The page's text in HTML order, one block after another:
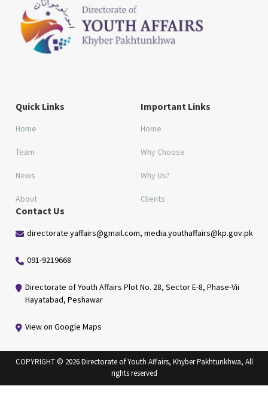
Quick Links
Home
Team
News
About
Important Links
Home
Why Choose
Why Us?
Clients
Contact Us
directorate.yaffairs@gmail.com, media.youthaffairs@kp.gov.pk
091-9219668
Directorate of Youth Affairs Plot No. 28, Sector E-8, Phase-Vii
Hayatabad, Peshawar
View on Google Maps
COPYRIGHT © 2026 Directorate of Youth Affairs, Khyber Pakhtunkhwa, All
rights reserved